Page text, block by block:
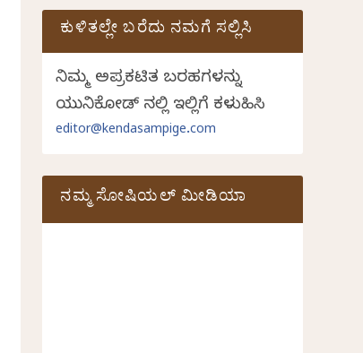
ಕುಳಿತಲ್ಲೇ ಬರೆದು ನಮಗೆ ಸಲ್ಲಿಸಿ
ನಿಮ್ಮ ಅಪ್ರಕಟಿತ ಬರಹಗಳನ್ನು
ಯುನಿಕೋಡ್ ನಲ್ಲಿ ಇಲ್ಲಿಗೆ ಕಳುಹಿಸಿ
editor@kendasampige.com
ನಮ್ಮ ಸೋಷಿಯಲ್‌ ಮೀಡಿಯಾ